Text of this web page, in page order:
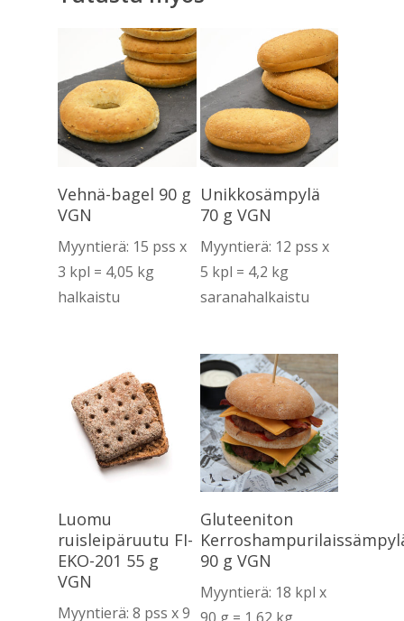
Lue Lisää
Vehnä-bagel 90 g
VGN
Myyntierä: 15 pss x
3 kpl = 4,05 kg
halkaistu
Lue Lisää
Unikkosämpylä
70 g VGN
Myyntierä: 12 pss x
5 kpl = 4,2 kg
saranahalkaistu
Luomu
ruisleipäruutu FI-
EKO-201 55 g
VGN
Myyntierä: 8 pss x 9
Lue Lisää
Gluteeniton
90 g VGN
Myyntierä: 18 kpl x